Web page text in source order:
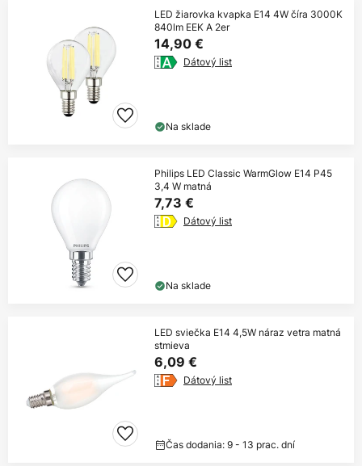
LED žiarovka kvapka E14 4W číra 3000K
840lm EEK A 2er
14,90 €
Dátový list
Na sklade
Philips LED Classic WarmGlow E14 P45
3,4 W matná
7,73 €
Dátový list
Na sklade
LED sviečka E14 4,5W náraz vetra matná
stmieva
6,09 €
Dátový list
Čas dodania: 9 - 13 prac. dní